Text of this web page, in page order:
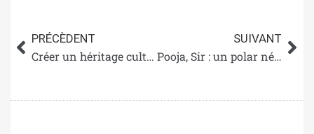
PRÉCÈDENT
Créer un héritage culturel par la cuisine : le défi du chef Chris Jordan pendant la NAIDOC Week 2025
SUIVANT
Pooja, Sir : un polar népalais à l’assaut des fractures sociales et ethniques du pays